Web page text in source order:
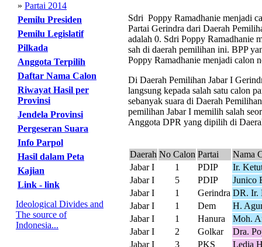
» Partai 2014
Pemilu Presiden
Pemilu Legislatif
Pilkada
Anggota Terpilih
Daftar Nama Calon
Riwayat Hasil per
Provinsi
Jendela Provinsi
Pergeseran Suara
Info Parpol
Hasil dalam Peta
Kajian
Link - link
Ideological Divides and
The source of
Indonesia...
Sdri Poppy Ramadhanie menjadi
Partai Gerindra dari Daerah
adalah 0. Sdri Poppy Ramadhanie
sah di daerah pemilihan ini. BPP
Poppy Ramadhanie menjadi calon
Di Daerah Pemilihan Jabar I
langsung kepada salah satu calon
sebanyak suara di Daerah
pemilihan Jabar I memilih salah
Anggota DPR yang dipilih di
Daerah No Calon Partai
Nama
Jabar I
1 PDIP
Ir.
Jabar I
5 PDIP
Junico
Jabar I
1 Gerindra DR. Ir.
Jabar I
1 Dem
H.
Jabar I
1 Hanura
Moh.
Jabar I
2 Golkar
Dra.
Jabar I
3 PKS Ledia